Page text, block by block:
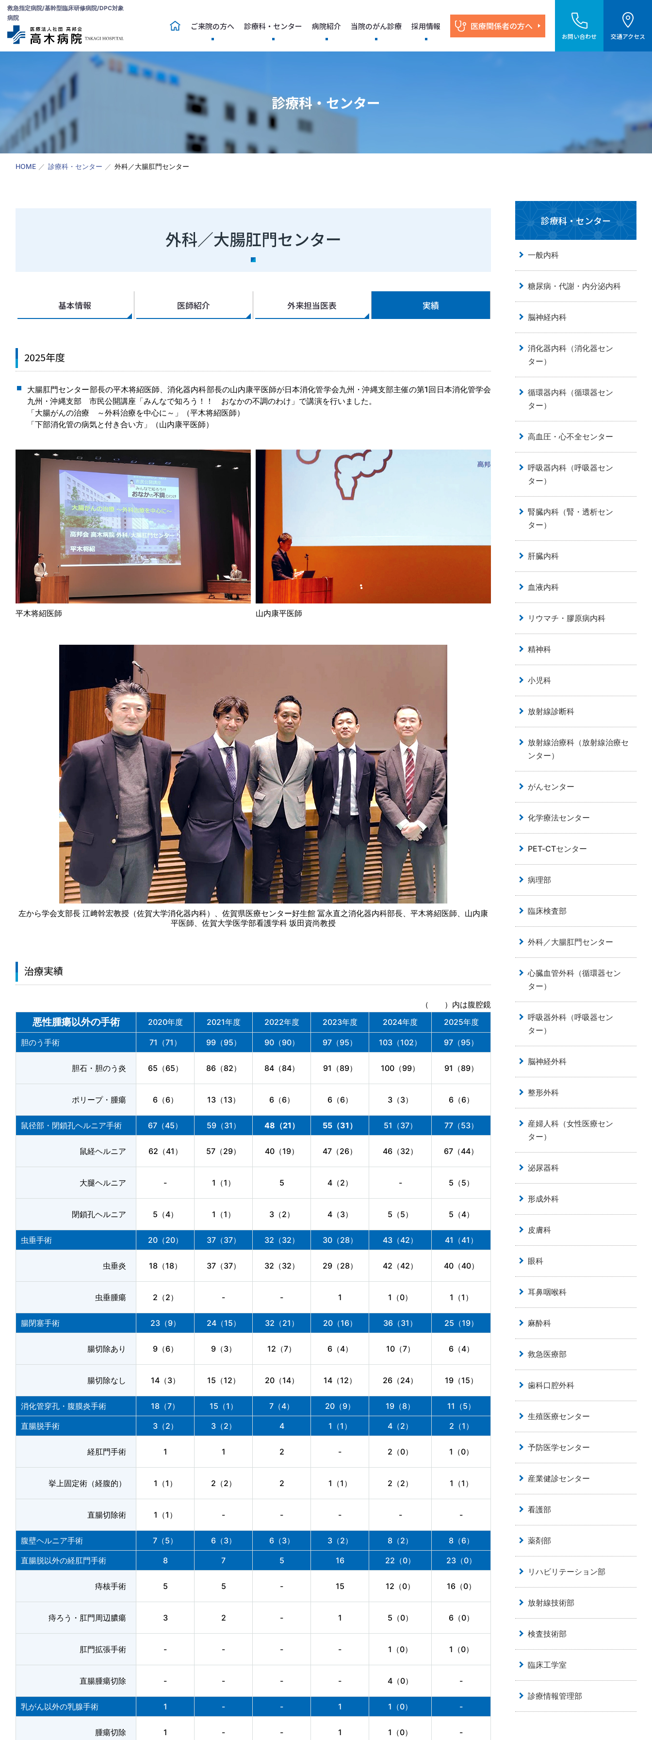
救急指定病院/基幹型臨床研修病院/DPC対象
病院
ご来院の方へ 診療科・センター 病院紹介 当院のがん診療 採用情報 医療関係者の方へ
お問い合わせ 交通アクセス
診療科・センター
HOME 診療科・センター 外科／大腸肛門センター
外科／大腸肛門センター
基本情報 医師紹介 外来担当医表 実績
2025年度
大腸肛門センター部長の平木将紹医師、消化器内科部長の山内康平医師が日本消化管学会九州・沖縄支部主催の第1回日本消化管学会
九州・沖縄支部 市民公開講座「みんなで知ろう！！ おなかの不調のわけ」で講演を行いました。
「大腸がんの治療 ～外科治療を中心に～」（平木将紹医師）
「下部消化管の病気と付き合い方」（山内康平医師）
平木将紹医師 山内康平医師
左から学会支部長 江﨑幹宏教授（佐賀大学消化器内科）、佐賀県医療センター好生館 冨永直之消化器内科部長、平木将紹医師、山内康
平医師、佐賀大学医学部看護学科 坂田資尚教授
治療実績
（ ）内は腹腔鏡
悪性腫瘍以外の手術 2020年度 2021年度 2022年度 2023年度 2024年度 2025年度
胆のう手術 71（71） 99（95） 90（90） 97（95） 103（102） 97（95）
胆石・胆のう炎 65（65） 86（82） 84（84） 91（89） 100（99） 91（89）
ポリープ・腫瘍 6（6） 13（13） 6（6） 6（6） 3（3） 6（6）
鼠径部・閉鎖孔ヘルニア手術 67（45） 59（31） 48（21） 55（31） 51（37） 77（53）
鼠経ヘルニア 62（41） 57（29） 40（19） 47（26） 46（32） 67（44）
大腿ヘルニア - 1（1） 5 4（2） - 5（5）
閉鎖孔ヘルニア 5（4） 1（1） 3（2） 4（3） 5（5） 5（4）
虫垂手術 20（20） 37（37） 32（32） 30（28） 43（42） 41（41）
虫垂炎 18（18） 37（37） 32（32） 29（28） 42（42） 40（40）
虫垂腫瘍 2（2） - - 1 1（0） 1（1）
腸閉塞手術 23（9） 24（15） 32（21） 20（16） 36（31） 25（19）
腸切除あり 9（6） 9（3） 12（7） 6（4） 10（7） 6（4）
腸切除なし 14（3） 15（12） 20（14） 14（12） 26（24） 19（15）
消化管穿孔・腹膜炎手術 18（7） 15（1） 7（4） 20（9） 19（8） 11（5）
直腸脱手術 3（2） 3（2） 4 1（1） 4（2） 2（1）
経肛門手術 1 1 2 - 2（0） 1（0）
挙上固定術（経腹的） 1（1） 2（2） 2 1（1） 2（2） 1（1）
直腸切除術 1（1） - - - - -
腹壁ヘルニア手術 7（5） 6（3） 6（3） 3（2） 8（2） 8（6）
直腸脱以外の経肛門手術 8 7 5 16 22（0） 23（0）
痔核手術 5 5 - 15 12（0） 16（0）
痔ろう・肛門周辺膿瘍 3 2 - 1 5（0） 6（0）
肛門拡張手術 - - - - 1（0） 1（0）
直腸腫瘍切除 - - - - 4（0） -
乳がん以外の乳腺手術 1 - - 1 1（0） -
腫瘍切除 1 - - 1 1（0） -
診療科・センター
一般内科
糖尿病・代謝・内分泌内科
脳神経内科
消化器内科（消化器セン
ター）
循環器内科（循環器セン
ター）
高血圧・心不全センター
呼吸器内科（呼吸器セン
ター）
腎臓内科（腎・透析セン
ター）
肝臓内科
血液内科
リウマチ・膠原病内科
精神科
小児科
放射線診断科
放射線治療科（放射線治療セ
ンター）
がんセンター
化学療法センター
PET-CTセンター
病理部
臨床検査部
外科／大腸肛門センター
心臓血管外科（循環器セン
ター）
呼吸器外科（呼吸器セン
ター）
脳神経外科
整形外科
産婦人科（女性医療セン
ター）
泌尿器科
形成外科
皮膚科
眼科
耳鼻咽喉科
麻酔科
救急医療部
歯科口腔外科
生殖医療センター
予防医学センター
産業健診センター
看護部
薬剤部
リハビリテーション部
放射線技術部
検査技術部
臨床工学室
診療情報管理部